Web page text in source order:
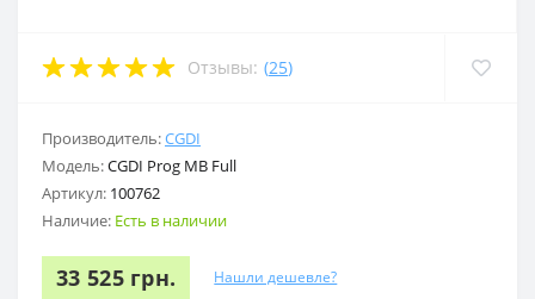
Отзывы: (25)
Производитель:CGDI
Модель:CGDI Prog MB Full
Артикул: 100762
Наличие: Есть в наличии
33 525 грн. Нашли дешевле?